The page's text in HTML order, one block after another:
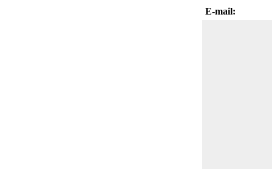
E-mail: